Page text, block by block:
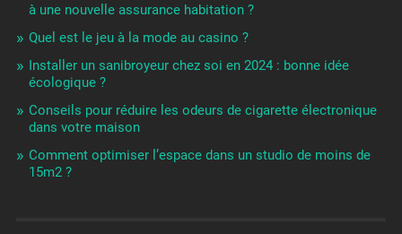
à une nouvelle assurance habitation ?
Quel est le jeu à la mode au casino ?
Installer un sanibroyeur chez soi en 2024 : bonne idée
écologique ?
Conseils pour réduire les odeurs de cigarette électronique
dans votre maison
Comment optimiser l’espace dans un studio de moins de
15m2 ?